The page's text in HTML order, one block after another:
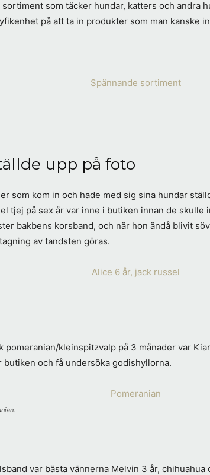
som täcker hundar, katters och andra
på att ta in produkter som man kanske
upp på foto
som kom in och hade med sig sina hundar
tjej på sex år var inne i butiken innan de skulle
bakbens korsband, och när hon ändå blivit
av tandsten göras.
pomeranian/kleinspitzvalp på 3 månader var
butiken och få undersöka godishyllorna.
var bästa vännerna Melvin 3 år,